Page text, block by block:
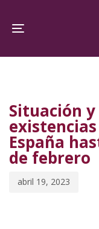
links
content
Toggle navigation
Situación
España
de febrero
abril 19, 2023